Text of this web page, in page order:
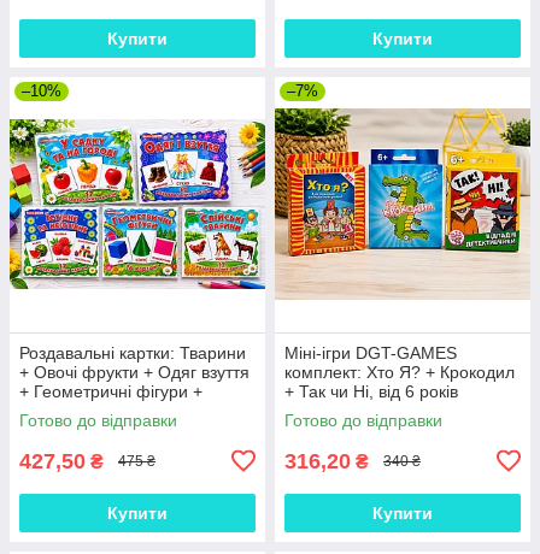
Купити Купити
–10%
Роздавальні картки: Тварини
+ Овочі фрукти + Одяг взуття
+ Геометричні фігури +
Їстівне та неїстівне (Ранок)
(комплект)
Готово до відправки
427,50 ₴ 475 ₴
Купити
–7%
Міні-ігри DGT-GAMES
комплект: Хто Я? + Крокодил
+ Так чи Ні, від 6 років
Готово до відправки
316,20 ₴ 340 ₴
Купити